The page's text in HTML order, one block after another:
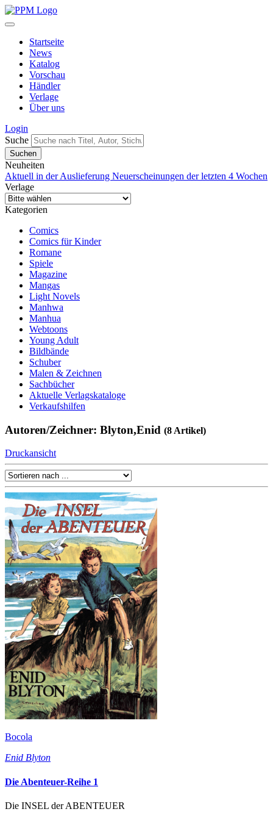
Startseite
News
Katalog
Vorschau
Händler
Verlage
Über uns
Login
Suche
Neuheiten
Aktuell in der Auslieferung Neuerscheinungen der letzten 4 Wochen
Verlage
Kategorien
Comics
Comics für Kinder
Romane
Spiele
Magazine
Mangas
Light Novels
Manhwa
Manhua
Webtoons
Young Adult
Bildbände
Schuber
Malen & Zeichnen
Sachbücher
Aktuelle Verlagskataloge
Verkaufshilfen
Autoren/Zeichner: Blyton,Enid (8 Artikel)
Druckansicht
Bocola
Enid Blyton
Die Abenteuer-Reihe 1
Die INSEL der ABENTEUER